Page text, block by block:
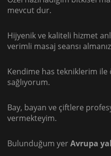
mevcut dur.
Hijyenik ve kaliteli hizmet
verimli masaj seansı
Kendime has tekniklerim
sağlıyorum.
Bay, bayan ve çiftlere
vermekteyim.
Bulunduğum yerAvrupa